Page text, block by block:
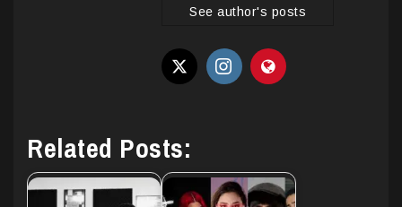
See author's posts
Related Posts: